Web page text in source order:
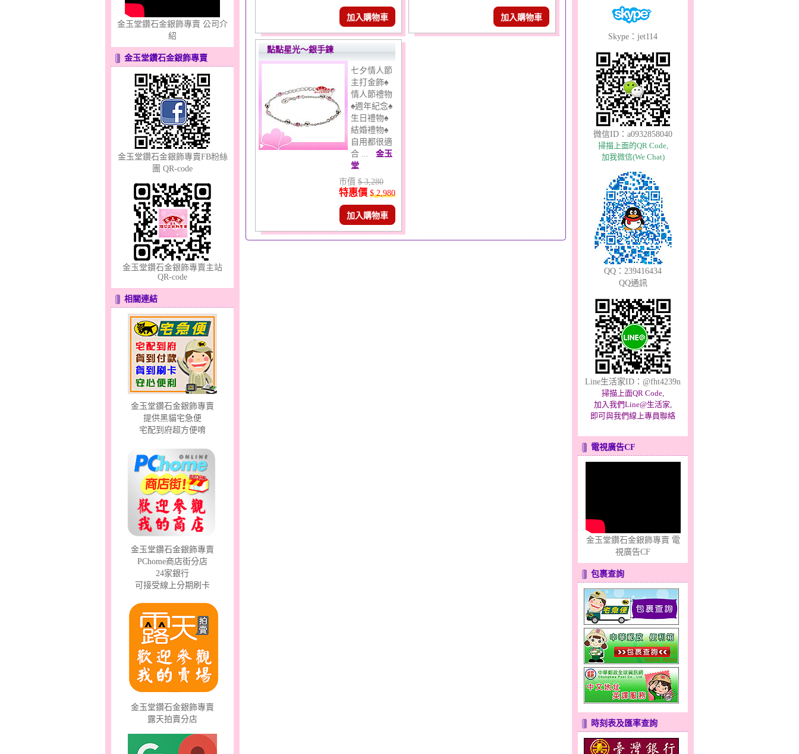
心之舞～金銀鋼套鍊
幸福洋溢～金銀鋼套鍊
分享愛～金銀鋼套鍊
夢想幸福～男黃金戒指
甜心女孩～金銀鋼女套鍊
幸福祈願～金銀鋼套鍊
彩蝶倩影～金銀鋼套鍊
金玉堂鑽石金銀飾專賣 公司介
紹
金玉堂鑽石金銀飾專賣
金玉堂鑽石金銀飾專賣FB粉絲
團 QR-code
金玉堂鑽石金銀飾專賣主站
QR-code
相關連結
金玉堂鑽石金銀飾專賣
提供黑貓宅急便
宅配到府超方便唷
金玉堂鑽石金銀飾專賣
PChome商店街分店
24家銀行
可接受線上分期刷卡
金玉堂鑽石金銀飾專賣
露天拍賣分店
加入購物車 加入購物車
點點星光～銀手鍊
七夕情人節
主打金飾♠
情人節禮物
♠週年紀念♠
生日禮物♠
結婚禮物♠
自用都很適
合 ... 金玉
堂
市價 $ 3,280
特惠價 $ 2,980
加入購物車
Skype：jet114
微信ID：a0932858040
掃描上面的QR Code,
加我微信(We Chat)
QQ：239416434
QQ通訊
Line生活家ID：@fht4239n
掃描上面QR Code,
加入我們Line@生活家,
即可與我們線上專員聯絡
電視廣告CF
金玉堂鑽石金銀飾專賣 電
視廣告CF
包裹查詢
時刻表及匯率查詢